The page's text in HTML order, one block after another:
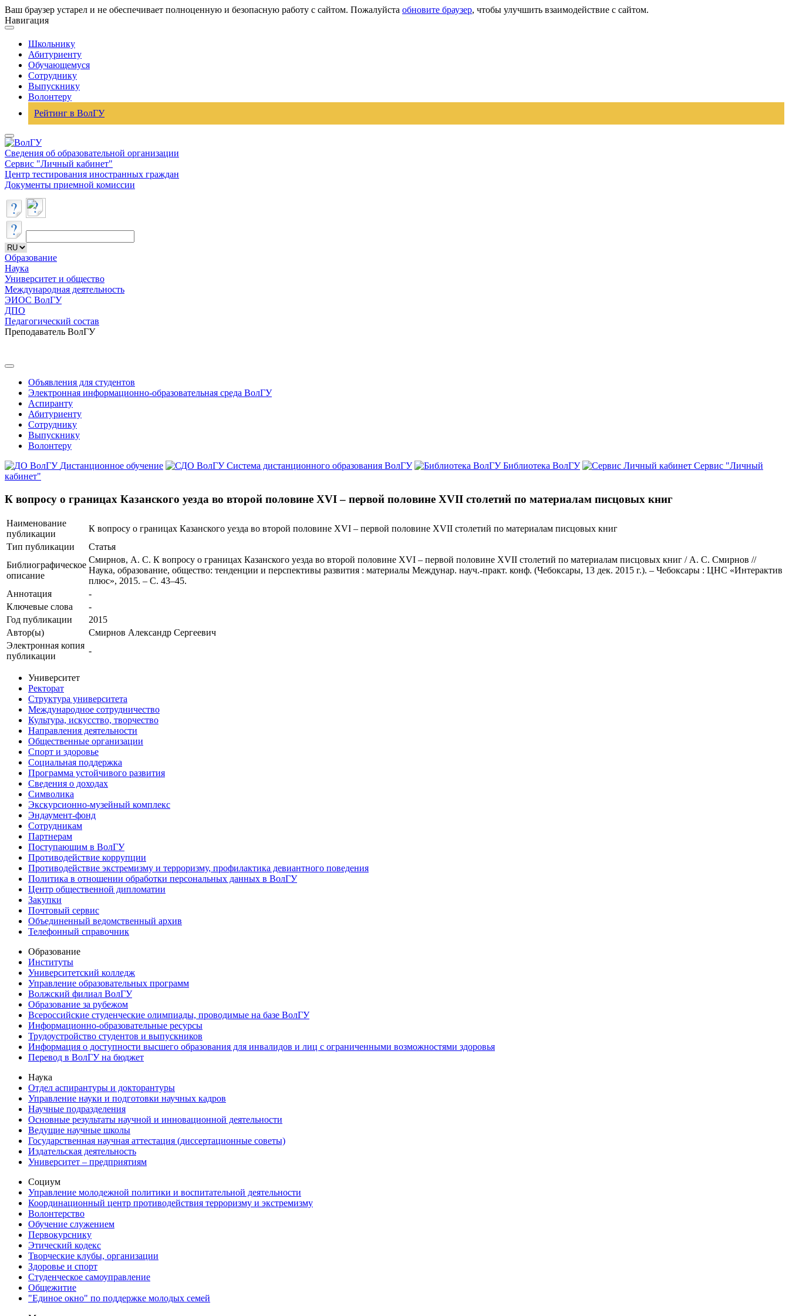
Ваш браузер устарел и не обеспечивает полноценную и безопасную работу с сайтом. Пожалуйста обновите браузер, чтобы улучшить взаимодействие с сайтом.
Навигация
Школьнику
Абитуриенту
Обучающемуся
Сотруднику
Выпускнику
Волонтеру
Рейтинг в ВолГУ
Сведения об образовательной организации
Сервис "Личный кабинет"
Центр тестирования иностранных граждан
Документы приемной комиссии
Образование
Наука
Университет и общество
Международная деятельность
ЭИОС ВолГУ
ДПО
Педагогический состав
Преподаватель ВолГУ
Объявления для студентов
Электронная информационно-образовательная среда ВолГУ
Аспиранту
Абитуриенту
Сотруднику
Выпускнику
Волонтеру
Дистанционное обучение
Система дистанционного образования ВолГУ Библиотека ВолГУ
Сервис "Личный
кабинет"
К вопросу о границах Казанского уезда во второй половине XVI – первой половине XVII столетий по материалам писцовых книг
Наименование
публикации
К вопросу о границах Казанского уезда во второй половине XVI – первой половине XVII столетий по материалам писцовых книг
Тип публикации
Статья
Библиографическое
описание
Смирнов, А. С. К вопросу о границах Казанского уезда во второй половине XVI – первой половине XVII столетий по материалам писцовых книг / А. С. Смирнов //
Наука, образование, общество: тенденции и перспективы развития : материалы Междунар. науч.-практ. конф. (Чебоксары, 13 дек. 2015 г.). – Чебоксары : ЦНС «Интерактив
плюс», 2015. – С. 43–45.
Аннотация
-
Ключевые cлова
-
Год публикации
2015
Автор(ы)
Смирнов Александр Сергеевич
Электронная копия
публикации
-
Университет
Ректорат
Структура университета
Международное сотрудничество
Культура, искусство, творчество
Направления деятельности
Общественные организации
Спорт и здоровье
Социальная поддержка
Программа устойчивого развития
Сведения о доходах
Символика
Экскурсионно-музейный комплекс
Эндаумент-фонд
Сотрудникам
Партнерам
Поступающим в ВолГУ
Противодействие коррупции
Противодействие экстремизму и терроризму, профилактика девиантного поведения
Политика в отношении обработки персональных данных в ВолГУ
Центр общественной дипломатии
Закупки
Почтовый сервис
Объединенный ведомственный архив
Телефонный справочник
Образование
Институты
Университетский колледж
Управление образовательных программ
Волжский филиал ВолГУ
Образование за рубежом
Всероссийские студенческие олимпиады, проводимые на базе ВолГУ
Информационно-образовательные ресурсы
Трудоустройство студентов и выпускников
Информация о доступности высшего образования для инвалидов и лиц с ограниченными возможностями здоровья
Перевод в ВолГУ на бюджет
Наука
Отдел аспирантуры и докторантуры
Управление науки и подготовки научных кадров
Научные подразделения
Основные результаты научной и инновационной деятельности
Ведущие научные школы
Государственная научная аттестация (диссертационные советы)
Издательская деятельность
Университет – предприятиям
Социум
Управление молодежной политики и воспитательной деятельности
Координационный центр противодействия терроризму и экстремизму
Волонтерство
Обучение служением
Первокурснику
Этический кодекс
Творческие клубы, организации
Здоровье и спорт
Студенческое самоуправление
Общежитие
"Единое окно" по поддержке молодых семей